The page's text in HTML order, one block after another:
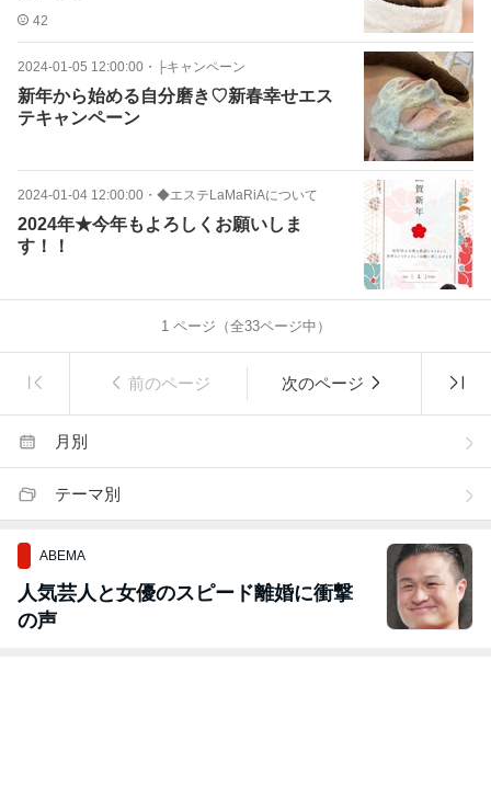
42
2024-01-05 12:00:00 ・ ├キャンペーン
新年から始める自分磨き♡新春幸せエス
テキャンペーン
2024-01-04 12:00:00 ・ ◆エステLaMaRiAについて
2024年★今年もよろしくお願いしま
す！！
1ページ（全33ページ中）
前のページ 次のページ
月別
テーマ別
ABEMA
人気芸人と女優のスピード離婚に衝撃
の声